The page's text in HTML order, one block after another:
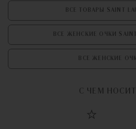
ВСЕ ТОВАРЫ SAINT
ВСЕ ЖЕНСКИЕ ОЧКИ SAINT
ВСЕ ЖЕНСКИЕ
С ЧЕМ